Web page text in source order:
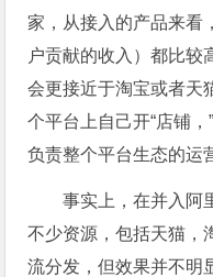
家，从接入的产品来看
户贡献的收入）都比较
会更接近于淘宝或者天
个平台上自己开“店铺
负责整个平台生态的运
事实上，在并入阿
不少资源，包括天猫，
流分发，但效果并不明